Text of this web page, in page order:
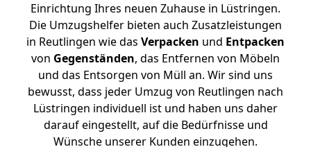
Einrichtung Ihres neuen Zuhause in Lüstringen.
Die Umzugshelfer bieten auch Zusatzleistungen
in Reutlingen wie das Verpacken und Entpacken
von Gegenständen, das Entfernen von Möbeln
und das Entsorgen von Müll an. Wir sind uns
bewusst, dass jeder Umzug von Reutlingen nach
Lüstringen individuell ist und haben uns daher
darauf eingestellt, auf die Bedürfnisse und
Wünsche unserer Kunden einzugehen.